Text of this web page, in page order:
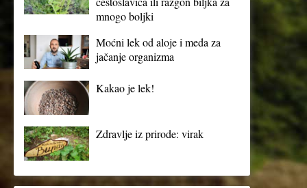
mnogo boljki
Moćni lek od aloje i meda za
jačanje organizma
Kakao je lek!
Zdravlje iz prirode: virak